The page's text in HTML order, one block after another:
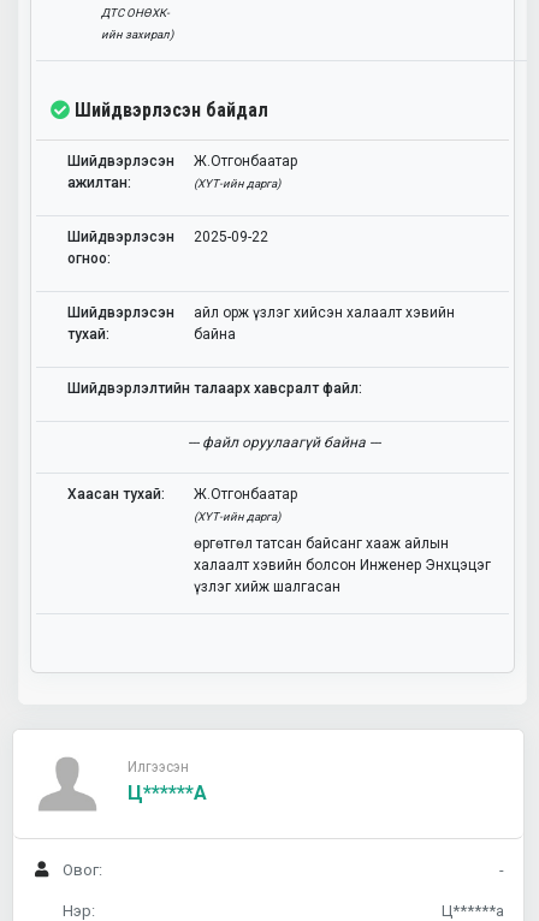
ДТС ОНӨХК-
ийн захирал)
Шийдвэрлэсэн байдал
Шийдвэрлэсэн
ажилтан:
Ж.Отгонбаатар
(ХҮТ-ийн дарга)
Шийдвэрлэсэн
огноо:
2025-09-22
Шийдвэрлэсэн
тухай:
айл орж үзлэг хийсэн халаалт хэвийн
байна
Шийдвэрлэлтийн талаарх хавсралт файл:
--- файл оруулаагүй байна ---
Хаасан тухай: Ж.Отгонбаатар
(ХҮТ-ийн дарга)
өргөтгөл татсан байсанг хааж айлын
халаалт хэвийн болсон Инженер Энхцэцэг
үзлэг хийж шалгасан
Илгээсэн
Ц******а
Овог: -
Нэр: Ц******а